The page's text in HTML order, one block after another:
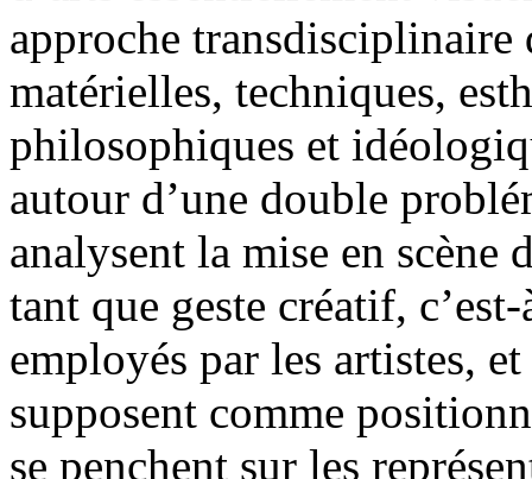
approche
matérielles, techniques,
philosophiques et
autour d’une double
analysent la mise en
tant que geste créatif,
employés par les artistes,
supposent comme
se penchent sur les